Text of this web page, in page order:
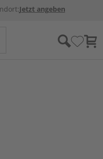
Jetzt angeben